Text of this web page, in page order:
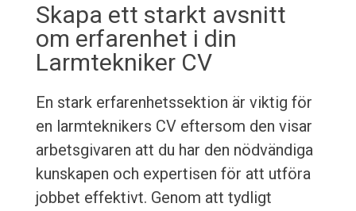
Skapa ett starkt avsnitt
om erfarenhet i din
Larmtekniker CV
En stark erfarenhetssektion är viktig för
en larmteknikers CV eftersom den visar
arbetsgivaren att du har den nödvändiga
kunskapen och expertisen för att utföra
jobbet effektivt. Genom att tydligt